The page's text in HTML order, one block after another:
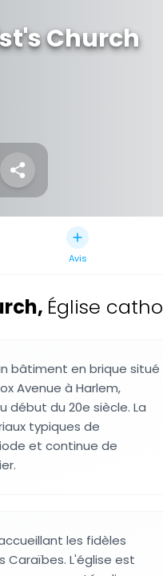
Church
Avis
, Église
bâtiment en brique situé
Avenue à Harlem,
du 20e siècle. La
typiques de
et continue de
les fidèles
Caraïbes. L'église est